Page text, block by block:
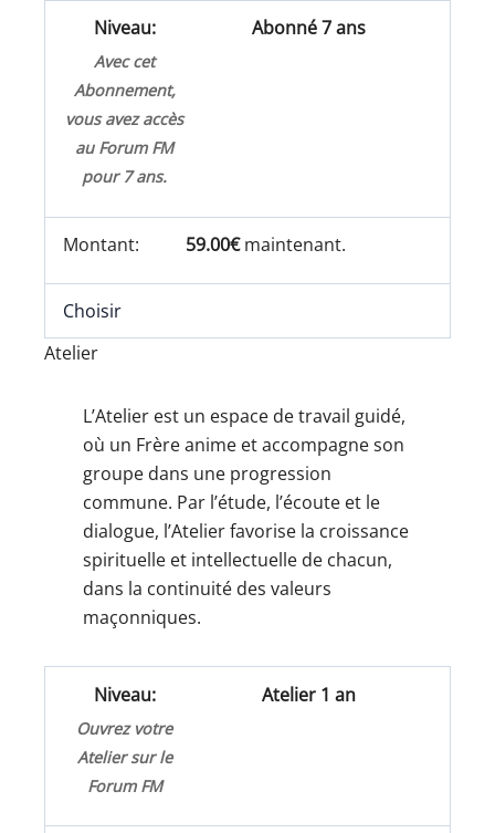
Abonné 7 ans
Avec cet
Abonnement,
vous avez accès
au Forum FM
pour 7 ans.
59.00€maintenant.
Choisir
Atelier
L’Atelier est un espace de travail guidé,
où un Frère anime et accompagne son
groupe dans une progression
commune. Par l’étude, l’écoute et le
dialogue, l’Atelier favorise la croissance
spirituelle et intellectuelle de chacun,
dans la continuité des valeurs
maçonniques.
Atelier 1 an
Ouvrez votre
Atelier sur le
Forum FM